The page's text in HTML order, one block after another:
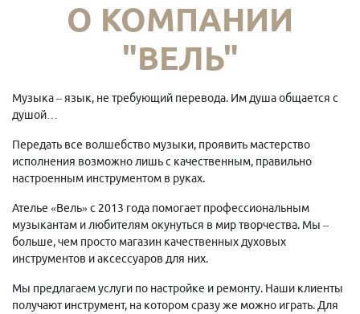
О КОМПАНИИ
"ВЕЛЬ"
Музыка – язык, не требующий перевода. Им душа общается с
душой…
Передать все волшебство музыки, проявить мастерство
исполнения возможно лишь с качественным, правильно
настроенным инструментом в руках.
Ателье «Вель» с 2013 года помогает профессиональным
музыкантам и любителям окунуться в мир творчества. Мы –
больше, чем просто магазин качественных духовых
инструментов и аксессуаров для них.
Мы предлагаем услуги по настройке и ремонту. Наши клиенты
получают инструмент, на котором сразу же можно играть. Для